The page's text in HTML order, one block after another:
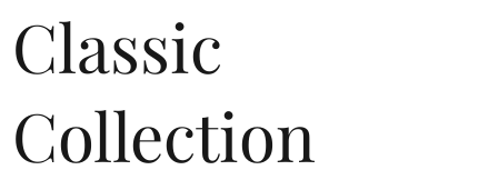
Classic
Collection